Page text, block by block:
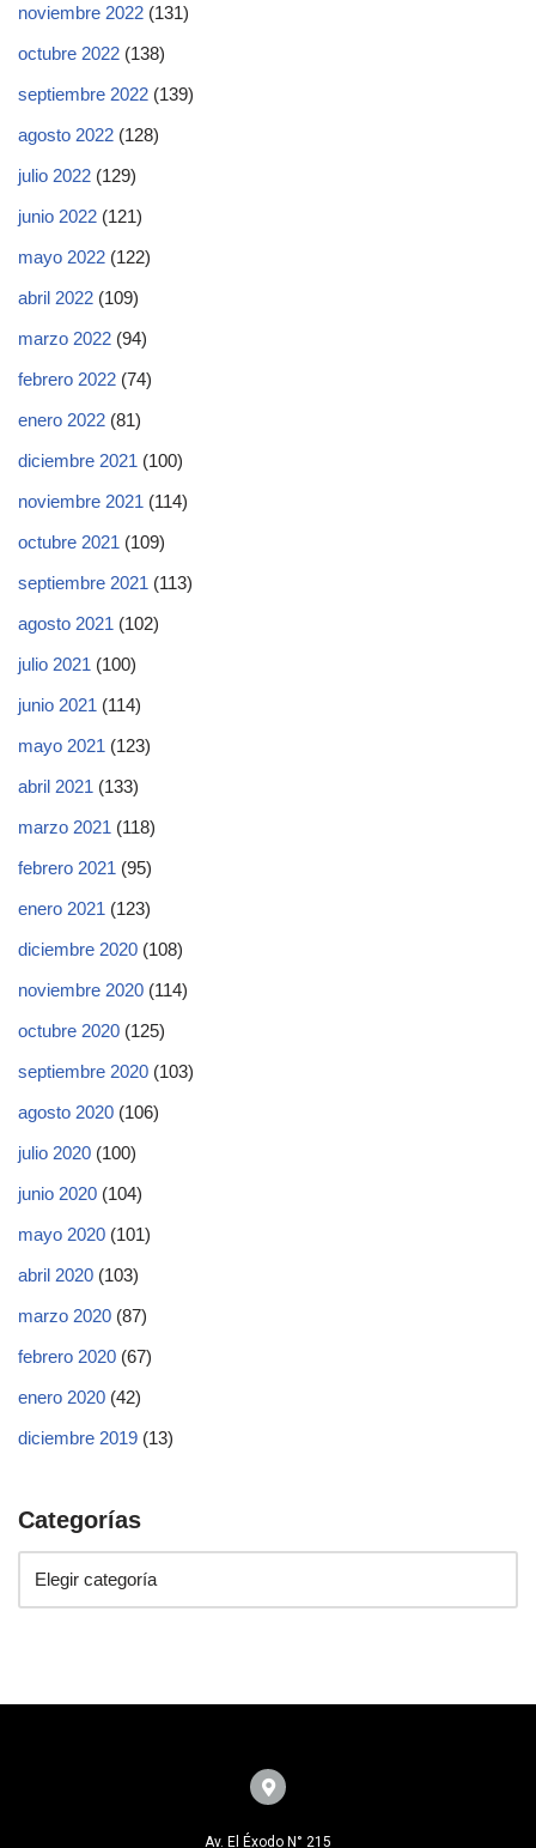
noviembre 2022 (131)
octubre 2022 (138)
septiembre 2022 (139)
agosto 2022 (128)
julio 2022 (129)
junio 2022 (121)
mayo 2022 (122)
abril 2022 (109)
marzo 2022 (94)
febrero 2022 (74)
enero 2022 (81)
diciembre 2021 (100)
noviembre 2021 (114)
octubre 2021 (109)
septiembre 2021 (113)
agosto 2021 (102)
julio 2021 (100)
junio 2021 (114)
mayo 2021 (123)
abril 2021 (133)
marzo 2021 (118)
febrero 2021 (95)
enero 2021 (123)
diciembre 2020 (108)
noviembre 2020 (114)
octubre 2020 (125)
septiembre 2020 (103)
agosto 2020 (106)
julio 2020 (100)
junio 2020 (104)
mayo 2020 (101)
abril 2020 (103)
marzo 2020 (87)
febrero 2020 (67)
enero 2020 (42)
diciembre 2019 (13)
Categorías
Av. El Éxodo N° 215